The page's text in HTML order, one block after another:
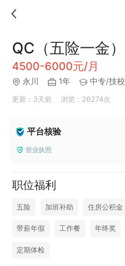
QC（五险一金）
4500-6000元/月
永川 1年 中专/技校
更新：3天前 浏览：26274次
平台核验
营业执照
职位福利
五险 加班补助 住房公积金
带薪年假 工作餐 年终奖
定期体检